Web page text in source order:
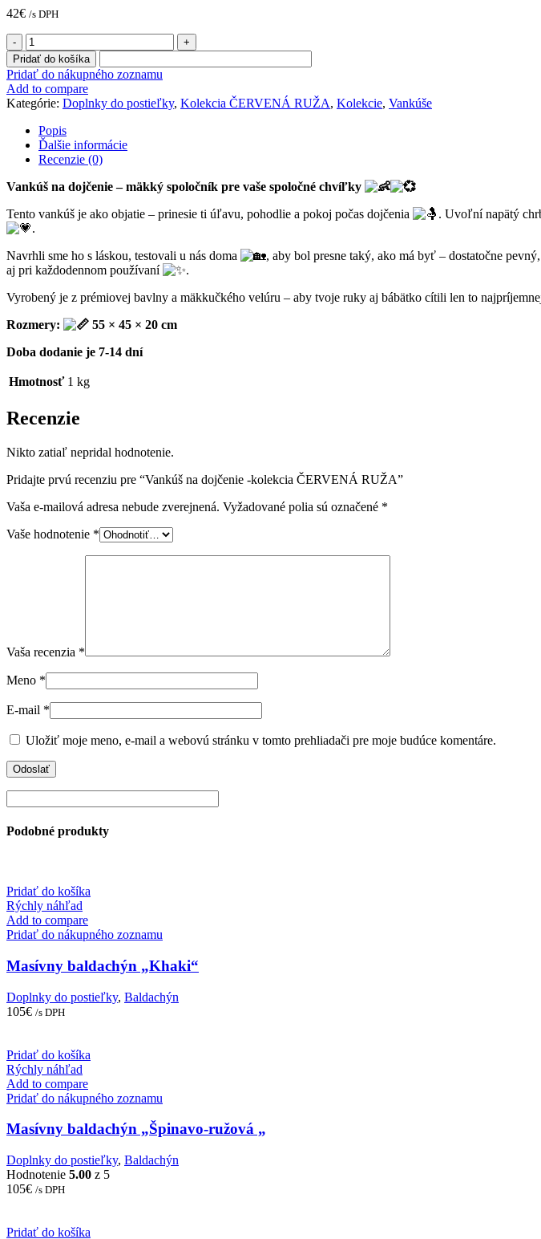
42€ /s DPH
množstvo
Vankúš
na
dojčenie
-
kolekcia
ČERVENÁ
RUŽA
Pridať do košíka
Pridať do nákupného zoznamu
Add to compare
Kategórie: Doplnky do postieľky, Kolekcia ČERVENÁ RUŽA, Kolekcie, Vankúše
Popis
Ďalšie informácie
Recenzie (0)
Vankúš na dojčenie – mäkký spoločník pre vaše spoločné chvíľky
Tento vankúš je ako objatie – prinesie ti úľavu, pohodlie a pokoj počas dojčenia
. Uvoľní napätý
.
Navrhli sme ho s láskou, testovali u nás doma
, aby bol presne taký, ako má byť – dostatočne
aj pri každodennom používaní
.
Vyrobený je z prémiovej bavlny a mäkkučkého velúru – aby tvoje ruky aj bábätko cítili len to
Rozmery:
55 × 45 × 20 cm
Doba dodanie je 7-14 dní
Hmotnosť 1 kg
Recenzie
Nikto zatiaľ nepridal hodnotenie.
Pridajte prvú recenziu pre “Vankúš na dojčenie -kolekcia ČERVENÁ RUŽA”
Vaša e-mailová adresa nebude zverejnená. Vyžadované polia sú označené *
Vaše hodnotenie *
Vaša recenzia *
Meno *
E-mail *
Uložiť moje meno, e-mail a webovú stránku v tomto prehliadači pre moje budúce komentáre.
Podobné produkty
Pridať do košíka
Rýchly náhľad
Add to compare
Pridať do nákupného zoznamu
Masívny baldachýn „Khaki“
Doplnky do postieľky, Baldachýn
105€ /s DPH
Pridať do košíka
Rýchly náhľad
Add to compare
Pridať do nákupného zoznamu
Masívny baldachýn „Špinavo-ružová „
Doplnky do postieľky, Baldachýn
Hodnotenie 5.00 z 5
105€ /s DPH
Pridať do košíka